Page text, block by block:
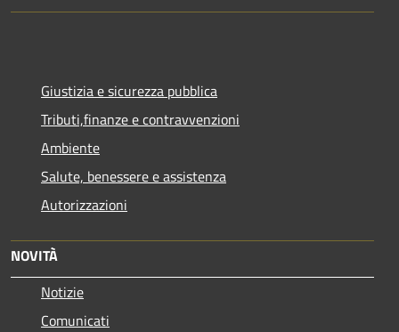
Giustizia e sicurezza pubblica
Tributi,finanze e contravvenzioni
Ambiente
Salute, benessere e assistenza
Autorizzazioni
NOVITÀ
Notizie
Comunicati